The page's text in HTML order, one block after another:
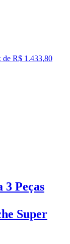
de R$ 1.433,80
Peças
Super